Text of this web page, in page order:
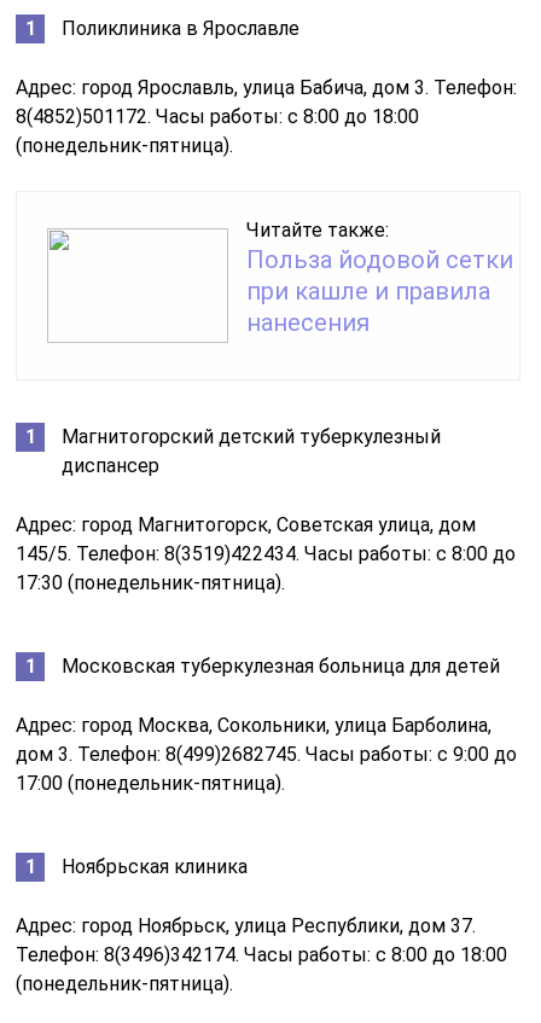
Поликлиника в Ярославле
Адрес: город Ярославль, улица Бабича, дом 3. Телефон:
8(4852)501172. Часы работы: с 8:00 до 18:00
(понедельник-пятница).
Читайте также:
Польза йодовой сетки
при кашле и правила
нанесения
Магнитогорский детский туберкулезный
диспансер
Адрес: город Магнитогорск, Советская улица, дом
145/5. Телефон: 8(3519)422434. Часы работы: с 8:00 до
17:30 (понедельник-пятница).
Московская туберкулезная больница для детей
Адрес: город Москва, Сокольники, улица Барболина,
дом 3. Телефон: 8(499)2682745. Часы работы: с 9:00 до
17:00 (понедельник-пятница).
Ноябрьская клиника
Адрес: город Ноябрьск, улица Республики, дом 37.
Телефон: 8(3496)342174. Часы работы: с 8:00 до 18:00
(понедельник-пятница).